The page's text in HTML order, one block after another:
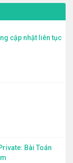
cập nhật liên tục
Bài Toán